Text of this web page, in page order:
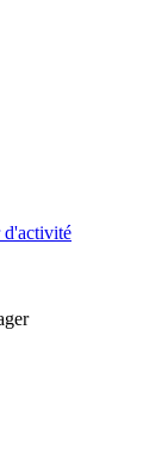
d'activité